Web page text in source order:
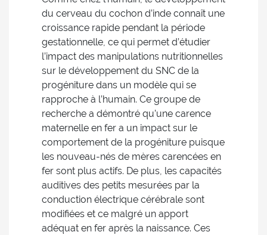
du cerveau du cochon d’inde connaît une
croissance rapide pendant la période
gestationnelle, ce qui permet d’étudier
l’impact des manipulations nutritionnelles
sur le développement du SNC de la
progéniture dans un modèle qui se
rapproche à l’humain. Ce groupe de
recherche a démontré qu’une carence
maternelle en fer a un impact sur le
comportement de la progéniture puisque
les nouveau-nés de mères carencées en
fer sont plus actifs. De plus, les capacités
auditives des petits mesurées par la
conduction électrique cérébrale sont
modifiées et ce malgré un apport
adéquat en fer après la naissance. Ces